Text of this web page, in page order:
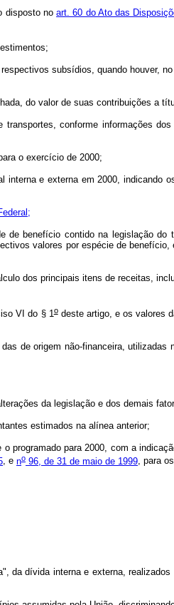
disposto noart. 60 do Ato das
subsídios, quando houver,
do valor de suas contribuições a
conforme informações
o exercício de 2000;
e externa em 2000, indicando
de benefício contido na legislação
valores por espécie de
dos principais itens de receitas,
VI do § 1odeste artigo, e os valores
de origem não-financeira,
da legislação e dos demais
estimados na alínea anterior;
para 2000, com a
, e no 96, de 31 de maio de 1999, para
dívida interna e externa,